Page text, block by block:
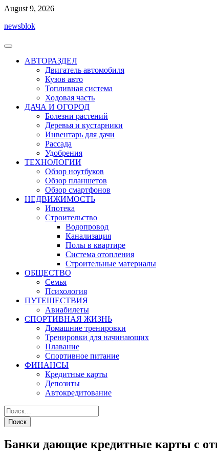
Перейти
содержимому
August 9, 2026
newsblok
АВТОРАЗДЕЛ
Двигатель автомобиля
Кузов авто
Топливная система
Ходовая часть
ДАЧА И ОГОРОД
Болезни растений
Деревья и кустарники
Инвентарь для дачи
Рассада
Удобрения
ТЕХНОЛОГИИ
Обзор ноутбуков
Обзор планшетов
Обзор смартфонов
НЕДВИЖИМОСТЬ
Ипотека
Строительство
Водопровод
Канализация
Полы в квартире
Система отопления
Строительные материалы
ОБЩЕСТВО
Семья
Психология
ПУТЕШЕСТВИЯ
Авиабилеты
СПОРТИВНАЯ ЖИЗНЬ
Домашние тренировки
Тренировки для начинающих
Плавание
Спортивное питание
ФИНАНСЫ
Кредитные карты
Депозиты
Автокредитование
Банки дающие кредитные карты с